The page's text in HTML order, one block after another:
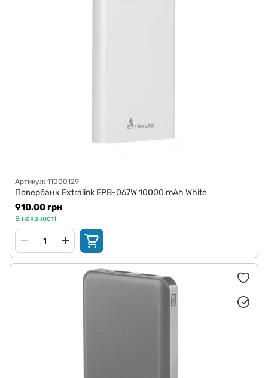
Артикул: 11000129
Повербанк Extralink EPB-067W 10000 mAh White
910.00 грн
В наявності